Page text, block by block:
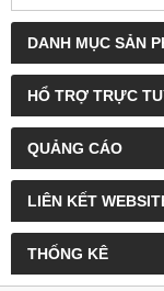
DANH MỤC SẢN
HỔ TRỢ TRỰC
QUẢNG CÁO
LIÊN KẾT
THỐNG KÊ